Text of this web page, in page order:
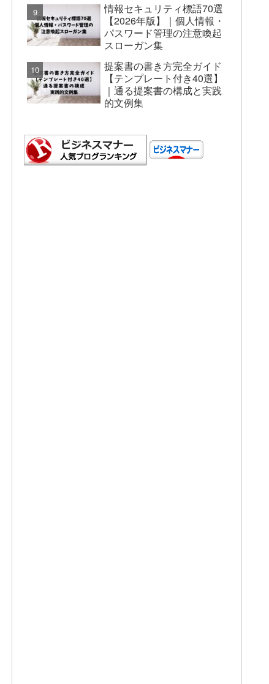
情報セキュリティ標語70選
【2026年版】｜個人情報・
パスワード管理の注意喚起
スローガン集
提案書の書き方完全ガイド
【テンプレート付き40選】
｜通る提案書の構成と実践
的文例集